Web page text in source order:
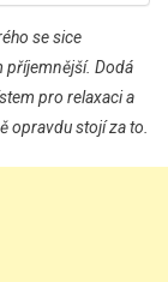
se sice
příjemnější. Dodá
pro relaxaci a
opravdu stojí za to.